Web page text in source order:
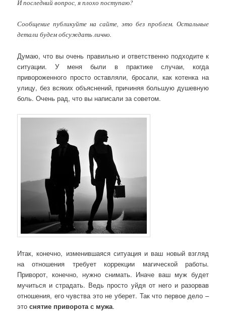
И последний вопрос, я плохо поступаю?
Сообщение публикуйте на сайте, это без проблем. Остальные
детали будем обсуждать лично.
Думаю, что вы очень правильно и ответственно подходите к
ситуации. У меня были в практике случаи, когда
привороженного просто оставляли, бросали, как котенка на
улицу, без всяких объяснений, причиняя большую душевную
боль. Очень рад, что вы написали за советом.
Итак, конечно, изменившаяся ситуация и ваш новый взгляд
на отношения требует коррекции магической работы.
Приворот, конечно, нужно снимать. Иначе ваш муж будет
мучиться и страдать. Ведь просто уйдя от него и разорвав
отношения, его чувства это не уберет. Так что первое дело –
этоснятие приворота с мужа.